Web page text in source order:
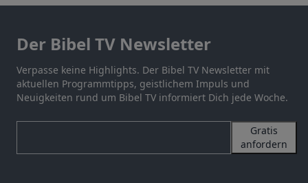
Der Bibel TV Newsletter
Verpasse keine Highlights. Der Bibel TV Newsletter mit
aktuellen Programmtipps, geistlichem Impuls und
Neuigkeiten rund um Bibel TV informiert Dich jede Woche.
Gratis
anfordern